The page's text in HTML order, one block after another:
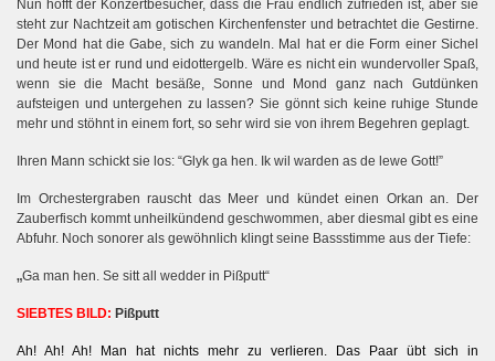
Nun hofft der Konzertbesucher, dass die Frau endlich zufrieden ist, aber sie
steht zur Nachtzeit am gotischen Kirchenfenster und betrachtet die Gestirne.
Der Mond hat die Gabe, sich zu wandeln. Mal hat er die Form einer Sichel
und heute ist er rund und eidottergelb. Wäre es nicht ein wundervoller Spaß,
wenn sie die Macht besäße, Sonne und Mond ganz nach Gutdünken
aufsteigen und untergehen zu lassen? Sie gönnt sich keine ruhige Stunde
mehr und stöhnt in einem fort, so sehr wird sie von ihrem Begehren geplagt.
Ihren Mann schickt sie los: “Glyk ga hen. Ik wil warden as de lewe Gott!”
Im Orchestergraben rauscht das Meer und kündet einen Orkan an. Der
Zauberfisch kommt unheilkündend geschwommen, aber diesmal gibt es eine
Abfuhr. Noch sonorer als gewöhnlich klingt seine Bassstimme aus der Tiefe:
„Ga man hen. Se sitt all wedder in Pißputt“
SIEBTES BILD: Pißputt
Ah! Ah! Ah! Man hat nichts mehr zu verlieren. Das Paar übt sich in